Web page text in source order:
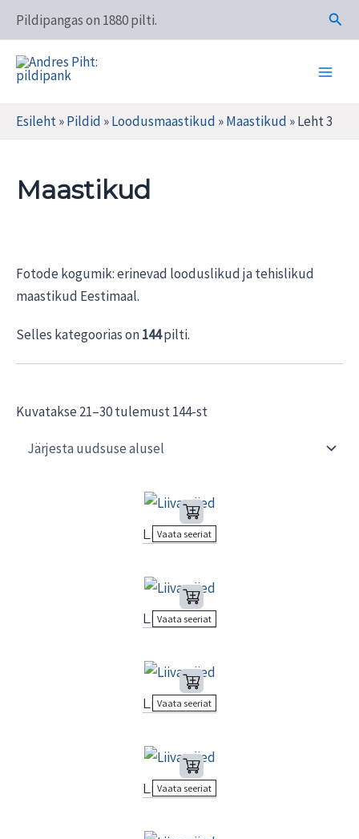
content
Pildipangas on 1880 pilti. Otsi
Andres Piht: pildipank
Esileht»Pildid »Loodusmaastikud »Maastikud »Leht 3
Maastikud
Fotode kogumik: erinevad looduslikud ja tehislikud
maastikud Eestimaal.
Selles kategoorias on144pilti.
Kuvatakse 21–30 tulemust 144-st
Liivamäed
Vaata seeriat
Liivamäed
Vaata seeriat
Liivamäed
Vaata seeriat
Liivamäed
Vaata seeriat